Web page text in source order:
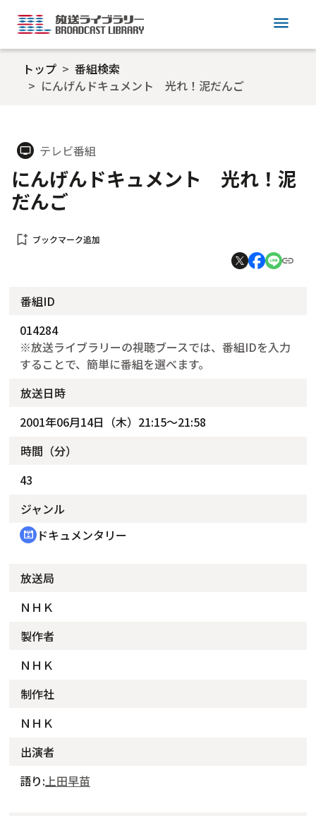
menu
トップ
番組検索
にんげんドキュメント 光れ！泥だんご
tv テレビ番組
にんげんドキュメント 光れ！泥
だんご
bookmark_add ブックマーク追加
番組ID
014284
※放送ライブラリーの視聴ブースでは、番組IDを入力
することで、簡単に番組を選べます。
放送日時
2001年06月14日（木）21:15～21:58
時間（分）
43
ジャンル
cinematic_blur ドキュメンタリー
放送局
ＮＨＫ
製作者
ＮＨＫ
制作社
ＮＨＫ
出演者
語り: 上田早苗